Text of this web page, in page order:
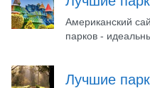
Американский
парков -
Лучшие